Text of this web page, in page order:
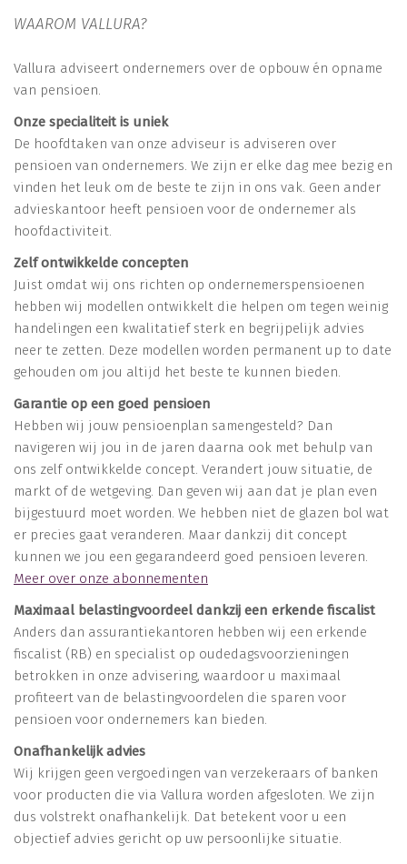
WAAROM VALLURA?
Vallura adviseert ondernemers over de opbouw én opname
van pensioen.
Onze specialiteit is uniek
De hoofdtaken van onze adviseur is adviseren over
pensioen van ondernemers. We zijn er elke dag mee bezig en
vinden het leuk om de beste te zijn in ons vak. Geen ander
advieskantoor heeft pensioen voor de ondernemer als
hoofdactiviteit.
Zelf ontwikkelde concepten
Juist omdat wij ons richten op ondernemerspensioenen
hebben wij modellen ontwikkelt die helpen om tegen weinig
handelingen een kwalitatief sterk en begrijpelijk advies
neer te zetten. Deze modellen worden permanent up to date
gehouden om jou altijd het beste te kunnen bieden.
Garantie op een goed pensioen
Hebben wij jouw pensioenplan samengesteld? Dan
navigeren wij jou in de jaren daarna ook met behulp van
ons zelf ontwikkelde concept. Verandert jouw situatie, de
markt of de wetgeving. Dan geven wij aan dat je plan even
bijgestuurd moet worden. We hebben niet de glazen bol wat
er precies gaat veranderen. Maar dankzij dit concept
kunnen we jou een gegarandeerd goed pensioen leveren.
Meer over onze abonnementen
Maximaal belastingvoordeel dankzij een erkende fiscalist
Anders dan assurantiekantoren hebben wij een erkende
fiscalist (RB) en specialist op oudedagsvoorzieningen
betrokken in onze advisering, waardoor u maximaal
profiteert van de belastingvoordelen die sparen voor
pensioen voor ondernemers kan bieden.
Onafhankelijk advies
Wij krijgen geen vergoedingen van verzekeraars of banken
voor producten die via Vallura worden afgesloten. We zijn
dus volstrekt onafhankelijk. Dat betekent voor u een
objectief advies gericht op uw persoonlijke situatie.